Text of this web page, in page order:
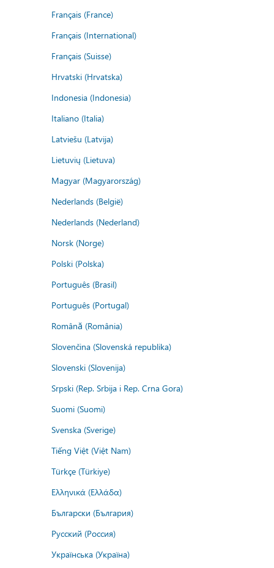
Français (France)
Français (International)
Français (Suisse)
Hrvatski (Hrvatska)
Indonesia (Indonesia)
Italiano (Italia)
Latviešu (Latvija)
Lietuvių (Lietuva)
Magyar (Magyarország)
Nederlands (België)
Nederlands (Nederland)
Norsk (Norge)
Polski (Polska)
Português (Brasil)
Português (Portugal)
Română (România)
Slovenčina (Slovenská republika)
Slovenski (Slovenija)
Srpski (Rep. Srbija i Rep. Crna Gora)
Suomi (Suomi)
Svenska (Sverige)
Tiếng Việt (Việt Nam)
Türkçe (Türkiye)
Ελληνικά (Ελλάδα)
Български (България)
Русский (Россия)
Українська (Україна)